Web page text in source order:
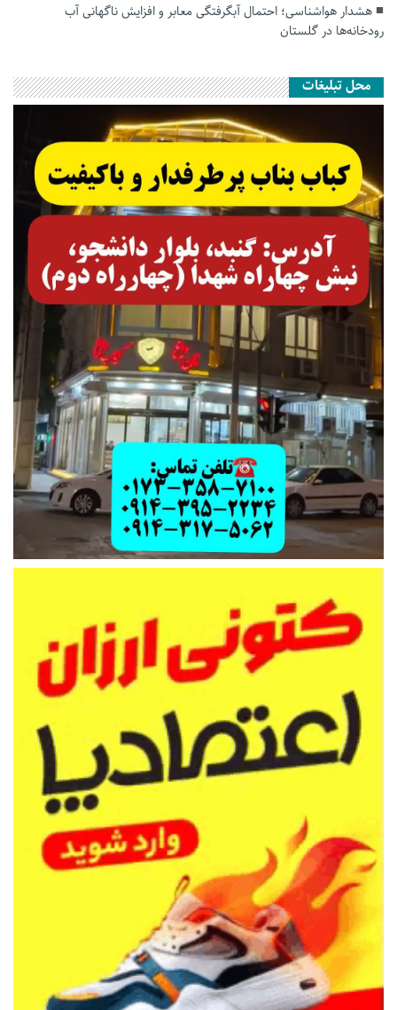
هشدار هواشناسی؛ احتمال آبگرفتگی معابر و افزایش ناگهانی آب
رودخانه‌ها در گلستان
محل تبلیغات